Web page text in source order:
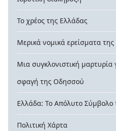
Το χρέος της Ελλάδας
Μερικά νομικά ερείσματα
Μια συγκλονιστική μαρτυρία
σφαγή της Οδησσού
Ελλάδα: Το Απόλυτο
Πολιτική Χάρτα